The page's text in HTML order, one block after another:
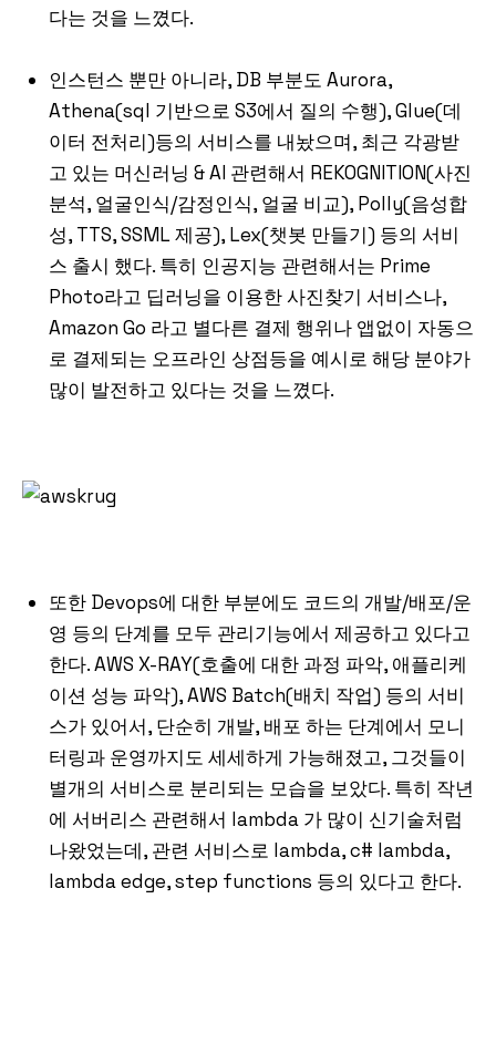
다는 것을 느꼈다.
인스턴스 뿐만 아니라, DB 부분도 Aurora,
Athena(sql 기반으로 S3에서 질의 수행), Glue(데
이터 전처리)등의 서비스를 내놨으며, 최근 각광받
고 있는 머신러닝 & AI 관련해서 REKOGNITION(사진
분석, 얼굴인식/감정인식, 얼굴 비교), Polly(음성합
성, TTS, SSML 제공), Lex(챗봇 만들기) 등의 서비
스 출시 했다. 특히 인공지능 관련해서는 Prime
Photo라고 딥러닝을 이용한 사진찾기 서비스나,
Amazon Go 라고 별다른 결제 행위나 앱없이 자동으
로 결제되는 오프라인 상점등을 예시로 해당 분야가
많이 발전하고 있다는 것을 느꼈다.
또한 Devops에 대한 부분에도 코드의 개발/배포/운
영 등의 단계를 모두 관리기능에서 제공하고 있다고
한다. AWS X-RAY(호출에 대한 과정 파악, 애플리케
이션 성능 파악), AWS Batch(배치 작업) 등의 서비
스가 있어서, 단순히 개발, 배포 하는 단계에서 모니
터링과 운영까지도 세세하게 가능해졌고, 그것들이
별개의 서비스로 분리되는 모습을 보았다. 특히 작년
에 서버리스 관련해서 lambda 가 많이 신기술처럼
나왔었는데, 관련 서비스로 lambda, c# lambda,
lambda edge, step functions 등의 있다고 한다.